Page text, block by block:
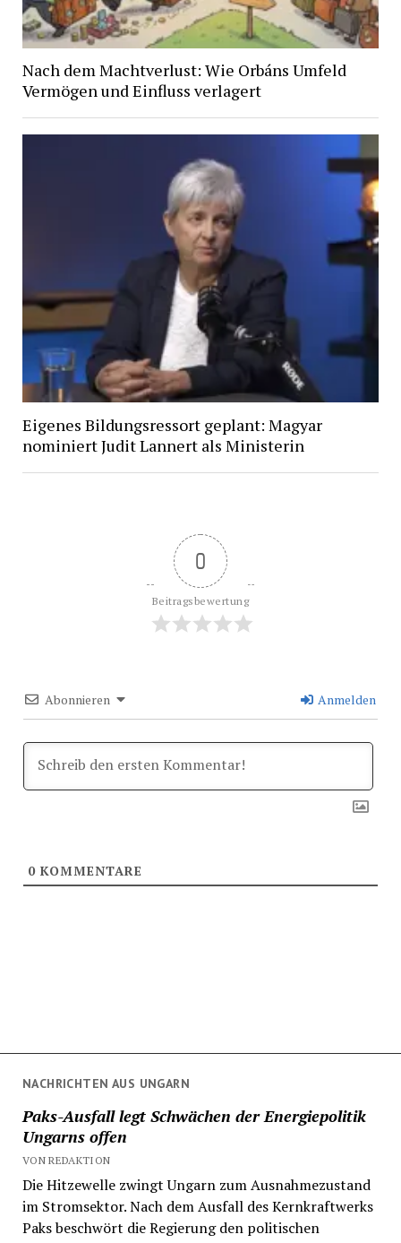
NACHRICHTEN AUS UNGARN
Paks-Ausfall legt Schwächen der Energiepolitik
Ungarns offen
VON REDAKTION
Die Hitzewelle zwingt Ungarn zum Ausnahmezustand
im Stromsektor. Nach dem Ausfall des Kernkraftwerks
Paks beschwört die Regierung den politischen
Nach dem Machtverlust: Wie Orbáns Umfeld
Vermögen und Einfluss verlagert
Eigenes Bildungsressort geplant: Magyar
nominiert Judit Lannert als Ministerin
0
Beitragsbewertung
Abonnieren Anmelden
0KOMMENTARE